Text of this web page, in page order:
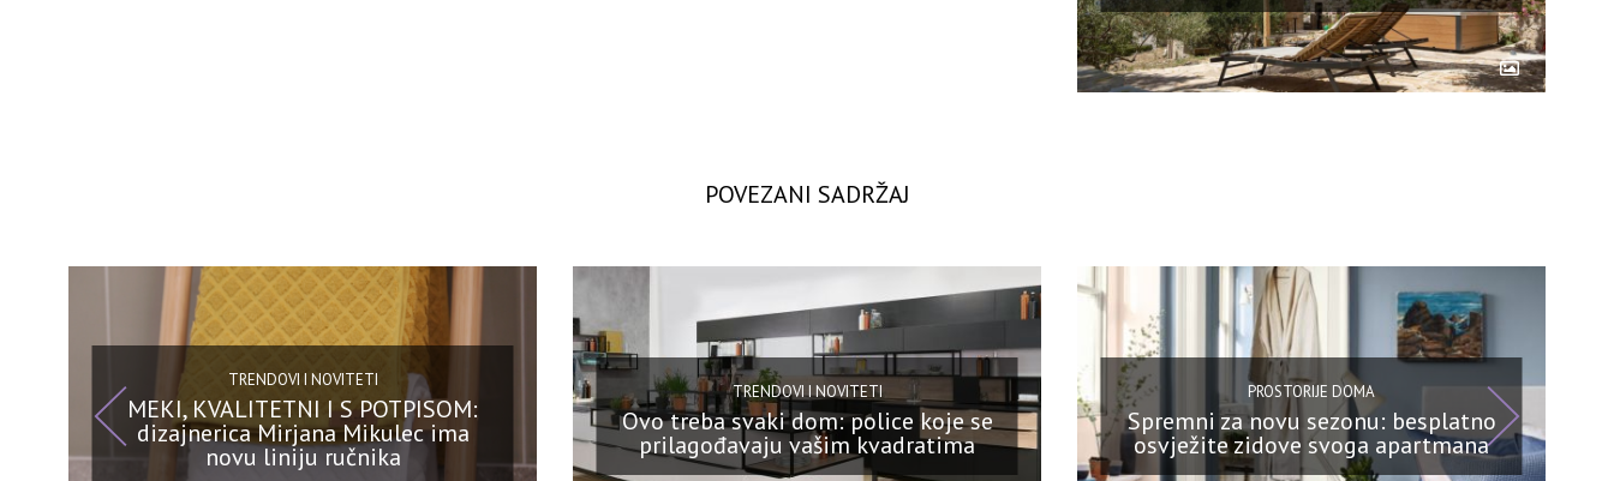
POVEZANI SADRŽAJ
TRENDOVI I NOVITETI
MEKI, KVALITETNI I S POTPISOM:
dizajnerica Mirjana Mikulec ima
novu liniju ručnika
TRENDOVI I NOVITETI
Ovo treba svaki dom: police koje se
prilagođavaju vašim kvadratima
PROSTORIJE DOMA
Spremni za novu sezonu: besplatno
osvježite zidove svoga apartmana